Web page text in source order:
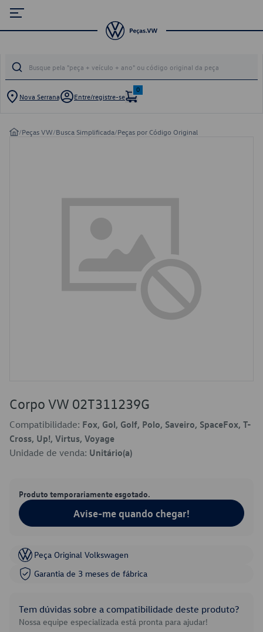
Nova Serrana Entre/registre-se
0
/Peças VW/Busca Simplificada/Peças por Código Original
Corpo VW 02T311239G
Compatibilidade: Fox, Gol, Golf, Polo, Saveiro, SpaceFox, T-
Cross, Up!, Virtus, Voyage
Unidade de venda: Unitário(a)
Produto temporariamente esgotado.
Avise-me quando chegar!
Peça Original Volkswagen
Garantia de 3 meses de fábrica
Tem dúvidas sobre a compatibilidade deste produto?
Nossa equipe especializada está pronta para ajudar!